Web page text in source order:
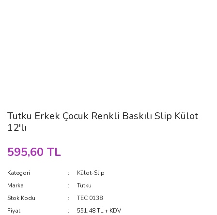
Tutku Erkek Çocuk Renkli Baskılı Slip Külot
12'lı
595,60 TL
Kategori
Külot-Slip
Marka
Tutku
Stok Kodu
TEC 0138
Fiyat
551,48 TL + KDV